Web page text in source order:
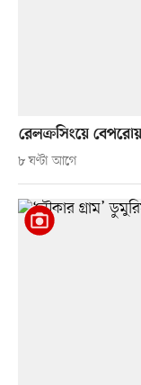
রেলক্রসিংয়ে
৮ ঘণ্টা আগে